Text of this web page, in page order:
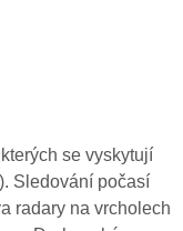
se vyskytují
Sledování počasí
radary na vrcholech